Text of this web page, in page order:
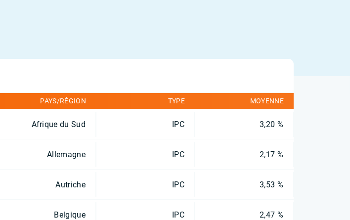
PAYS/RÉGION TYPE MOYENNE
Afrique du Sud IPC 3,20 %
Allemagne IPC 2,17 %
Autriche IPC 3,53 %
Belgique IPC 2,47 %